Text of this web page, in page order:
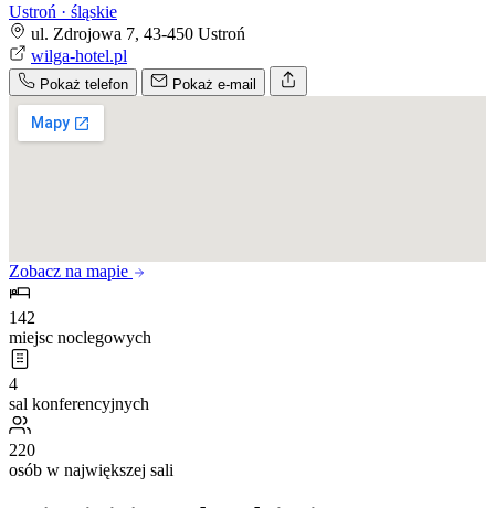
Ustroń · śląskie
ul. Zdrojowa 7, 43-450 Ustroń
wilga-hotel.pl
Pokaż telefon Pokaż e-mail
Zobacz na mapie
142
miejsc noclegowych
4
sal konferencyjnych
220
osób w największej sali